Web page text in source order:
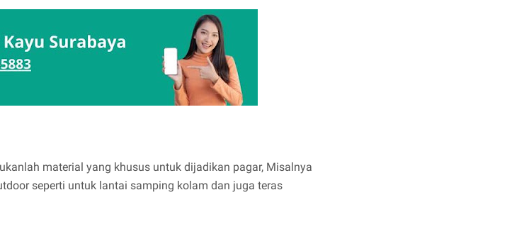
material yang khusus untuk dijadikan pagar, Misalnya
seperti untuk lantai samping kolam dan juga teras